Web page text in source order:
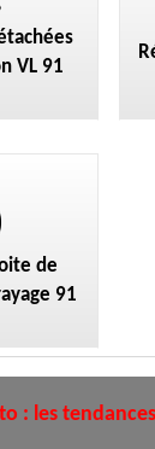
VL 91
de
91
: les